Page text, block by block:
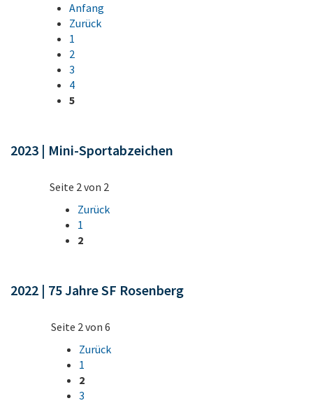
Anfang
Zurück
1
2
3
4
5
2023 | Mini-Sportabzeichen
Seite 2 von 2
Zurück
1
2
2022 | 75 Jahre SF Rosenberg
Seite 2 von 6
Zurück
1
2
3